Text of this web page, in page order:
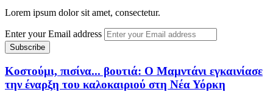
Lorem ipsum dolor sit amet, consectetur.
Enter your Email address
Κοστούμι, πισίνα... βουτιά: Ο Μαμντάνι εγκαινίασε
την έναρξη του καλοκαιριού στη Νέα Υόρκη